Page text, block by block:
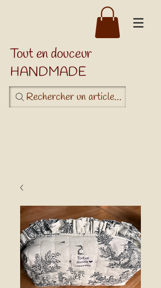
Tout en douceur
HANDMADE
Rechercher un article...